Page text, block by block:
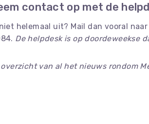
contact op met de
helemaal uit? Mail dan vooral naar
De helpdesk is op doordeweekse
van al het nieuws rondom